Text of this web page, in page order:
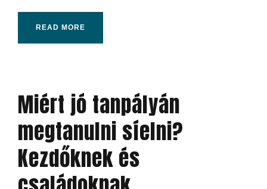
READ MORE
Miért jó tanpályán
megtanulni síelni?
Kezdőknek és